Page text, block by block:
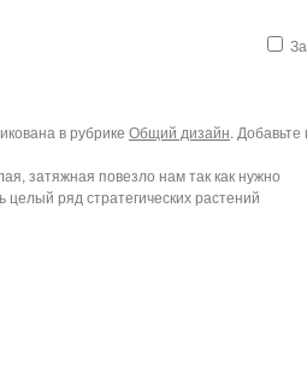
в рубрике Общий дизайн. Добавьте
затяжная повезло нам так как нужно
ряд стратегических растений